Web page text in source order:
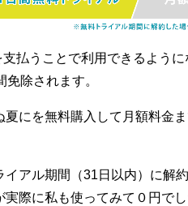
払うことで利用できるよう
除されます。
にを無料購入して月額料金
アル期間（31日以内）に解
際に私も使ってみて０円でし